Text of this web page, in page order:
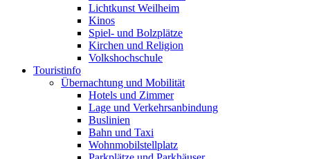
Lichtkunst Weilheim
Kinos
Spiel- und Bolzplätze
Kirchen und Religion
Volkshochschule
Touristinfo
Übernachtung und Mobilität
Hotels und Zimmer
Lage und Verkehrsanbindung
Buslinien
Bahn und Taxi
Wohnmobilstellplatz